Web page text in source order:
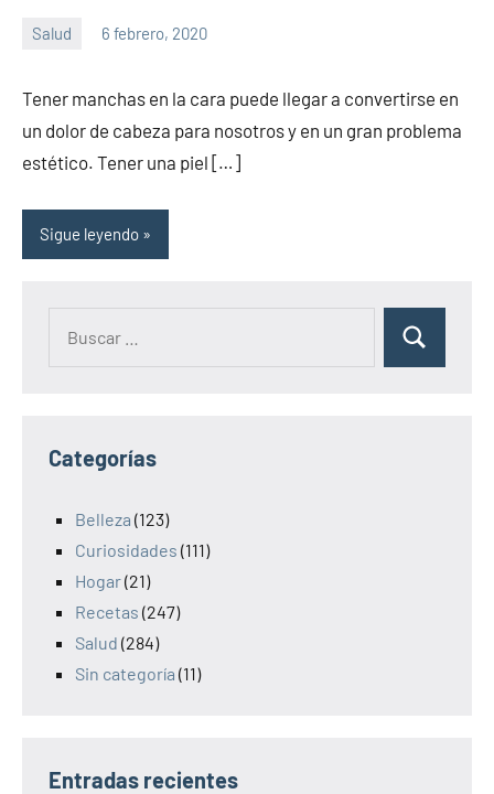
Salud 6 febrero, 2020
la
salud
comentarios
Tener manchas en la cara puede llegar a convertirse en
un dolor de cabeza para nosotros y en un gran problema
estético. Tener una piel […]
Sigue leyendo
Categorías
Belleza (123)
Curiosidades (111)
Hogar(21)
Recetas (247)
Salud (284)
Sin categoría (11)
Entradas recientes